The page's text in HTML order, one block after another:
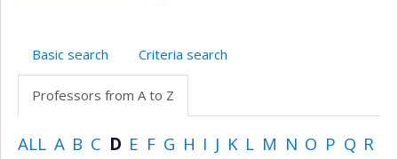
Basic search Criteria search
Professors from A to Z
ALL A B C D E F G H I J K L M N O P Q R